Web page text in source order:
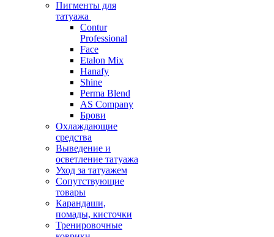
Пигменты для
татуажа
Contur
Professional
Face
Etalon Mix
Hanafy
Shine
Perma Blend
AS Company
Брови
Охлаждающие
средства
Выведение и
осветление татуажа
Уход за татуажем
Сопутствующие
товары
Карандаши,
помады, кисточки
Тренировочные